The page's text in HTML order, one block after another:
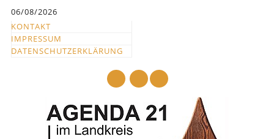
springen
06/08/2026
KONTAKT
IMPRESSUM
DATENSCHUTZERKLÄRUNG